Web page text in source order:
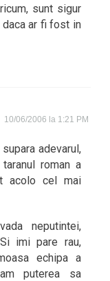
sunt sigur
daca ar fi fost in
10/06/2006 la 1:21 PM
adevarul,
roman a
acolo cel mai
neputintei,
imi pare rau,
echipa a
puterea sa